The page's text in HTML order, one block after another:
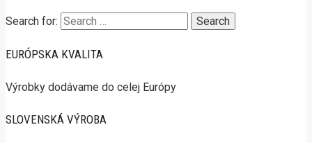
Search for:
EURÓPSKA KVALITA
Výrobky dodávame do celej Európy
SLOVENSKÁ VÝROBA